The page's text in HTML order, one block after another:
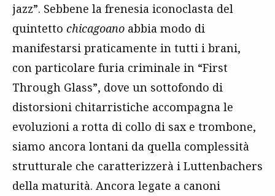
jazz”. Sebbene la frenesia iconoclasta del
quintetto chicagoano abbia modo di
manifestarsi praticamente in tutti i brani,
con particolare furia criminale in “First
Through Glass”, dove un sottofondo di
distorsioni chitarristiche accompagna le
evoluzioni a rotta di collo di sax e trombone,
siamo ancora lontani da quella complessità
strutturale che caratterizzerà i Luttenbachers
della maturità. Ancora legate a canoni